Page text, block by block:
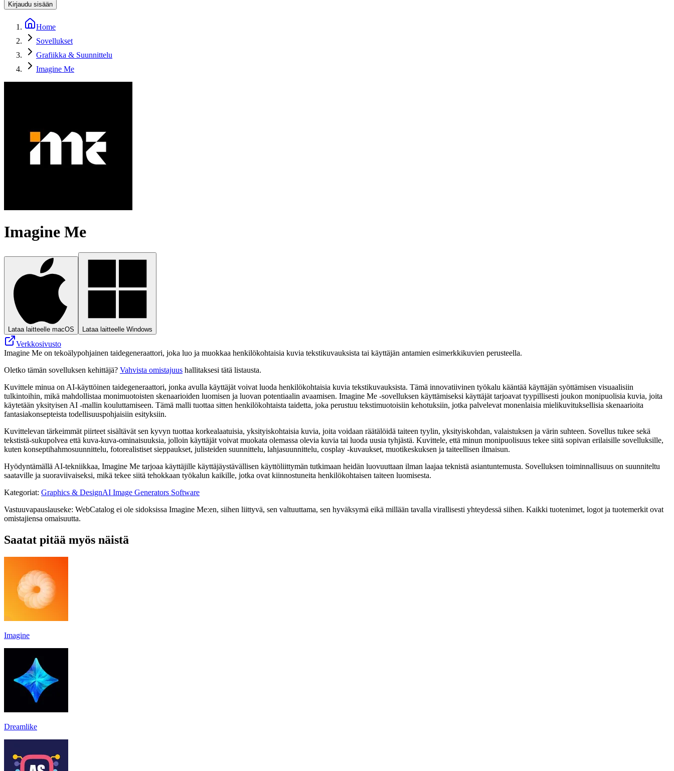
Kirjaudu sisään
Home
Sovellukset
Grafiikka & Suunnittelu
Imagine Me
Imagine Me
Lataa laitteelle macOS Lataa laitteelle Windows
Verkkosivusto
Imagine Me on tekoälypohjainen taidegeneraattori, joka luo ja muokkaa henkilökohtaisia kuvia tekstikuvauksista tai käyttäjän antamien esimerkkikuvien perusteella.
Oletko tämän sovelluksen kehittäjä? Vahvista omistajuus hallitaksesi tätä listausta.
Kuvittele minua on AI-käyttöinen taidegeneraattori, jonka avulla käyttäjät voivat luoda henkilökohtaisia ​​kuvia tekstikuvauksista. Tämä innovatiivinen työkalu kääntää käyttäjän syöttämisen visuaalisiin
tulkintoihin, mikä mahdollistaa monimuotoisten skenaarioiden luomisen ja luovan potentiaalin avaamisen. Imagine Me -sovelluksen käyttämiseksi käyttäjät tarjoavat tyypillisesti joukon monipuolisia kuvia, joita
käytetään yksityisen AI -mallin kouluttamiseen. Tämä malli tuottaa sitten henkilökohtaista taidetta, joka perustuu tekstimuotoisiin kehotuksiin, jotka palvelevat monenlaisia ​​mielikuvituksellisia skenaarioita
fantasiakonsepteista todellisuuspohjaisiin esityksiin.
Kuvittelevan tärkeimmät piirteet sisältävät sen kyvyn tuottaa korkealaatuisia, yksityiskohtaisia ​​kuvia, joita voidaan räätälöidä taiteen tyylin, yksityiskohdan, valaistuksen ja värin suhteen. Sovellus tukee sekä
tekstistä-sukupolvea että kuva-kuva-ominaisuuksia, jolloin käyttäjät voivat muokata olemassa olevia kuvia tai luoda uusia tyhjästä. Kuvittele, että minun monipuolisuus tekee siitä sopivan erilaisille sovelluksille,
kuten konseptihahmosuunnittelu, fotorealistiset sieppaukset, julisteiden suunnittelu, lahjasuunnittelu, cosplay -kuvaukset, muotikeskuksen ja taiteellisen ilmaisun.
Hyödyntämällä AI-tekniikkaa, Imagine Me tarjoaa käyttäjille käyttäjäystävällisen käyttöliittymän tutkimaan heidän luovuuttaan ilman laajaa teknistä asiantuntemusta. Sovelluksen toiminnallisuus on suunniteltu
saataville ja suoraviivaiseksi, mikä tekee siitä tehokkaan työkalun kaikille, jotka ovat kiinnostuneita henkilökohtaisen taiteen luomisesta.
Kategoriat: Graphics & DesignAI Image Generators Software
Vastuuvapauslauseke: WebCatalog ei ole sidoksissa Imagine Me:en, siihen liittyvä, sen valtuuttama, sen hyväksymä eikä millään tavalla virallisesti yhteydessä siihen. Kaikki tuotenimet, logot ja tuotemerkit ovat
omistajiensa omaisuutta.
Saatat pitää myös näistä
Imagine
Dreamlike